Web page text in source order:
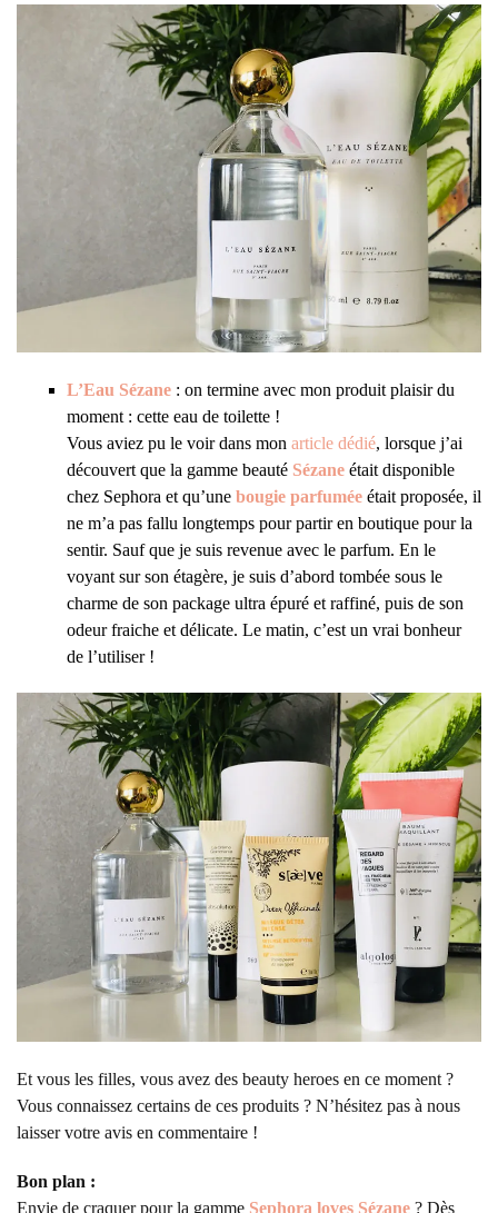
L’Eau Sézane : on termine avec mon produit plaisir du
moment : cette eau de toilette !
Vous aviez pu le voir dans mon article dédié, lorsque j’ai
découvert que la gamme beauté Sézane était disponible
chez Sephora et qu’une bougie parfumée était proposée, il
ne m’a pas fallu longtemps pour partir en boutique pour la
sentir. Sauf que je suis revenue avec le parfum. En le
voyant sur son étagère, je suis d’abord tombée sous le
charme de son package ultra épuré et raffiné, puis de son
odeur fraiche et délicate. Le matin, c’est un vrai bonheur
de l’utiliser !
Et vous les filles, vous avez des beauty heroes en ce moment ?
Vous connaissez certains de ces produits ? N’hésitez pas à nous
laisser votre avis en commentaire !
Bon plan :
Envie de craquer pour la gamme Sephora loves Sézane ? Dès